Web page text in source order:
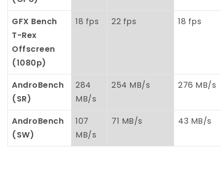
GFX Bench
T-Rex
Offscreen
(1080p)
18 fps 22 fps 18 fps
AndroBench
(SR)
284
MB/s
254 MB/s 276 MB/s
AndroBench
(SW)
107
MB/s
71 MB/s 43 MB/s